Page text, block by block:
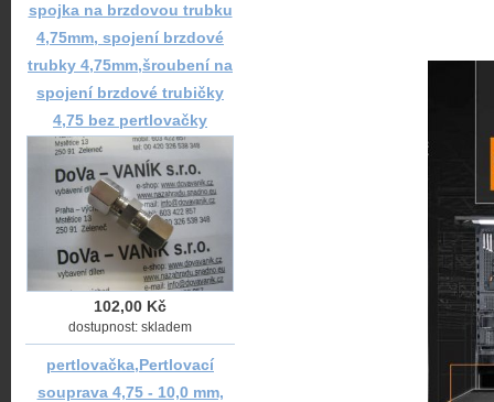
spojka na brzdovou trubku
4,75mm, spojení brzdové
trubky 4,75mm,šroubení na
spojení brzdové trubičky
4,75 bez pertlovačky
102,00 Kč
dostupnost: skladem
pertlovačka,Pertlovací
souprava 4,75 - 10,0 mm,